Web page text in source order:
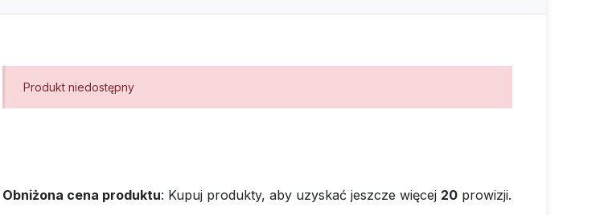
Produkt niedostępny
Obniżona cena produktu: Kupuj produkty, aby uzyskać jeszcze więcej 20 prowizji.